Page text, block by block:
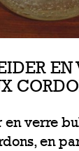
EN
en verre
en